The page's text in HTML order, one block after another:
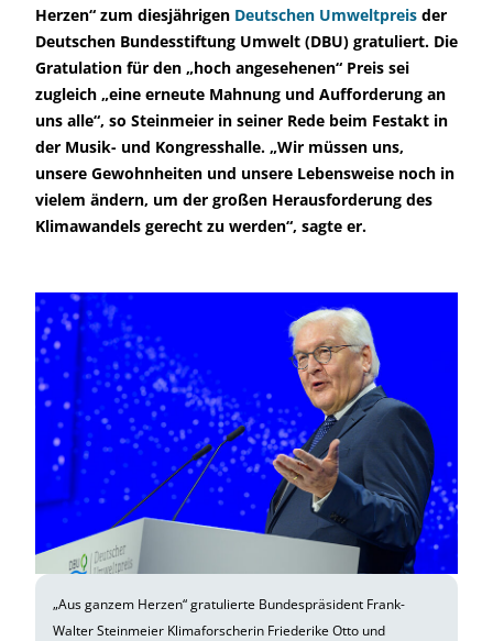
Herzen“ zum diesjährigen Deutschen Umweltpreis der
Deutschen Bundesstiftung Umwelt (DBU) gratuliert. Die
Gratulation für den „hoch angesehenen“ Preis sei
zugleich „eine erneute Mahnung und Aufforderung an
uns alle“, so Steinmeier in seiner Rede beim Festakt in
der Musik- und Kongresshalle. „Wir müssen uns,
unsere Gewohnheiten und unsere Lebensweise noch in
vielem ändern, um der großen Herausforderung des
Klimawandels gerecht zu werden“, sagte er.
„Aus ganzem Herzen“ gratulierte Bundespräsident Frank-
Walter Steinmeier Klimaforscherin Friederike Otto und